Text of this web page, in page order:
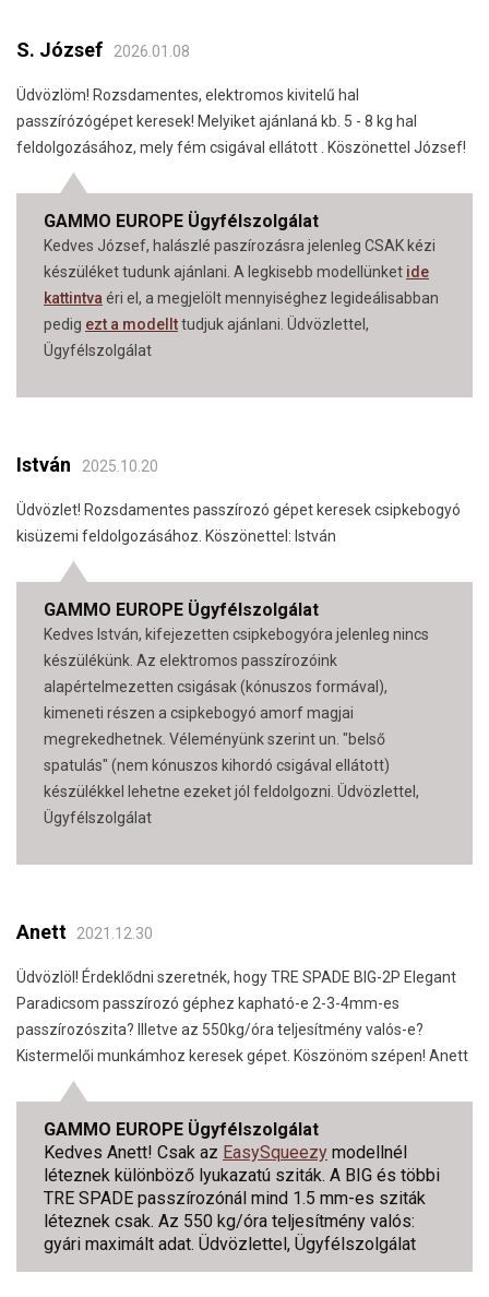
S. József 2026.01.08
Üdvözlöm! Rozsdamentes, elektromos kivitelű hal
passzírózógépet keresek! Melyiket ajánlaná kb. 5 - 8 kg hal
feldolgozásához, mely fém csigával ellátott . Köszönettel József!
GAMMO EUROPE Ügyfélszolgálat
Kedves József, halászlé paszírozásra jelenleg CSAK kézi
készüléket tudunk ajánlani. A legkisebb modellünket ide
kattintva éri el, a megjelölt mennyiséghez legideálisabban
pedig ezt a modellttudjuk ajánlani. Üdvözlettel,
Ügyfélszolgálat
István 2025.10.20
Üdvözlet! Rozsdamentes passzírozó gépet keresek csipkebogyó
kisüzemi feldolgozásához. Köszönettel: István
GAMMO EUROPE Ügyfélszolgálat
Kedves István, kifejezetten csipkebogyóra jelenleg nincs
készülékünk. Az elektromos passzírozóink
alapértelmezetten csigásak (kónuszos formával),
kimeneti részen a csipkebogyó amorf magjai
megrekedhetnek. Véleményünk szerint un. "belső
spatulás" (nem kónuszos kihordó csigával ellátott)
készülékkel lehetne ezeket jól feldolgozni. Üdvözlettel,
Ügyfélszolgálat
Anett 2021.12.30
Üdvözlöl! Érdeklődni szeretnék, hogy TRE SPADE BIG-2P Elegant
Paradicsom passzírozó géphez kapható-e 2-3-4mm-es
passzírozószita? Illetve az 550kg/óra teljesítmény valós-e?
Kistermelői munkámhoz keresek gépet. Köszönöm szépen! Anett
GAMMO EUROPE Ügyfélszolgálat
Kedves Anett! Csak az EasySqueezy modellnél
léteznek különböző lyukazatú sziták. A BIG és többi
TRE SPADE passzírozónál mind 1.5 mm-es sziták
léteznek csak. Az 550 kg/óra teljesítmény valós:
gyári maximált adat. Üdvözlettel, Ügyfélszolgálat